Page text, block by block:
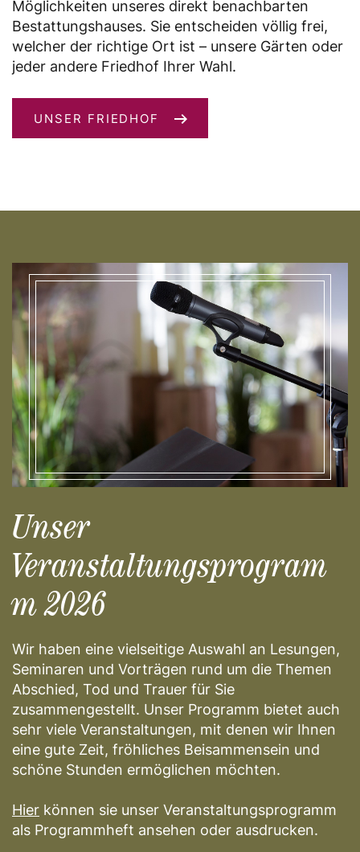
Möglichkeiten unseres direkt benachbarten
Bestattungshauses. Sie entscheiden völlig frei,
welcher der richtige Ort ist – unsere Gärten oder
jeder andere Friedhof Ihrer Wahl.
UNSER FRIEDHOF
Unser
Veranstaltungsprogram
m 2026
Wir haben eine vielseitige Auswahl an Lesungen,
Seminaren und Vorträgen rund um die Themen
Abschied, Tod und Trauer für Sie
zusammengestellt. Unser Programm bietet auch
sehr viele Veranstaltungen, mit denen wir Ihnen
eine gute Zeit, fröhliches Beisammensein und
schöne Stunden ermöglichen möchten.
Hier können sie unser Veranstaltungsprogramm
als Programmheft ansehen oder ausdrucken.